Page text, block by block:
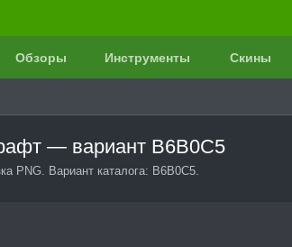
Обзоры Инструменты Скины
— вариант B6B0C5
PNG. Вариант каталога: B6B0C5.